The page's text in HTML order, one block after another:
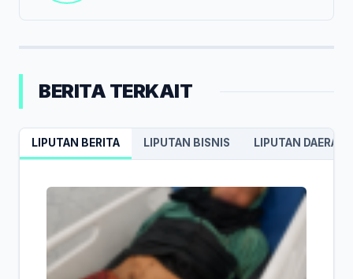
BERITA TERKAIT
LIPUTAN BERITA LIPUTAN BISNIS LIPUTAN DAERAH